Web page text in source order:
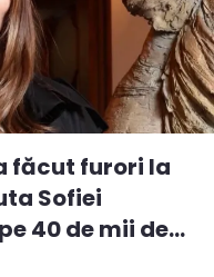
făcut furori la
Sofiei
40 de mii de